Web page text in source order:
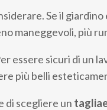
Se il
maneggevoli, più
essere sicuri di un
più belli
di scegliere un